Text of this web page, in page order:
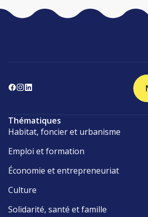
Thématiques
Habitat, foncier et urbanisme
Emploi et formation
Économie et entrepreneuriat
Culture
Solidarité, santé et famille